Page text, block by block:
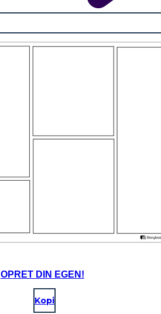
OPRET DIN EGEN!
Kopi